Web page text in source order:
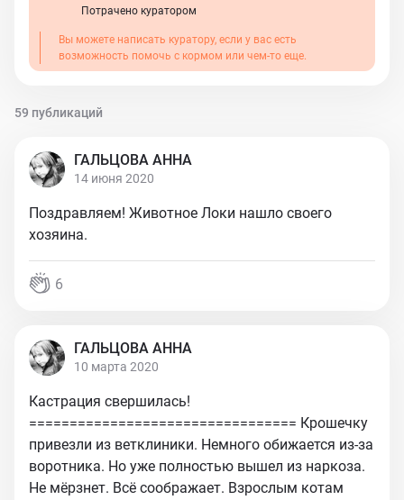
Потрачено куратором
Вы можете написать куратору, если у вас есть
возможность помочь с кормом или чем-то еще.
59 публикаций
ГАЛЬЦОВА АННА
14 июня 2020
Поздравляем! Животное Локи нашло своего
хозяина.
6
ГАЛЬЦОВА АННА
10 марта 2020
Кастрация свершилась!
================================= Крошечку
привезли из ветклиники. Немного обижается из-за
воротника. Но уже полностью вышел из наркоза.
Не мёрзнет. Всё соображает. Взрослым котам